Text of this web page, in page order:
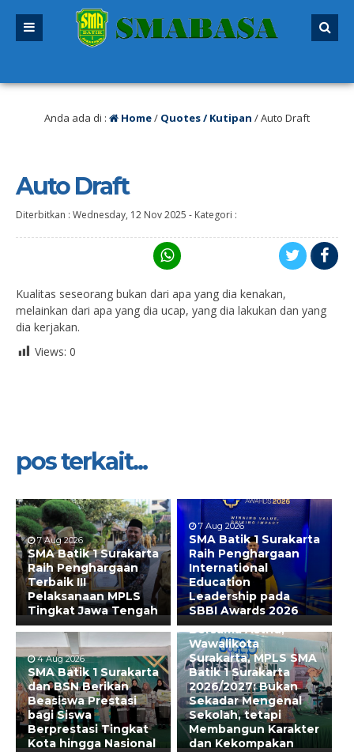
Anda ada di : Home/ Quotes / Kutipan /Auto Draft
Auto Draft
Diterbitkan : Wednesday, 12 Nov 2025 - Kategori :
Kualitas seseorang bukan dari apa yang dia kenakan,
melainkan dari apa yang dia ucap, yang dia lakukan dan yang
dia kerjakan.
Views: 0
pos terkait...
7 Aug 2026
SMA Batik 1 Surakarta
Raih Penghargaan
Terbaik III
Pelaksanaan MPLS
Tingkat Jawa Tengah
7 Aug 2026
SMA Batik 1 Surakarta
Raih Penghargaan
International
Education
Leadership pada
SBBI Awards 2026
4 Aug 2026
SMA Batik 1 Surakarta
dan BSN Berikan
Beasiswa Prestasi
bagi Siswa
Berprestasi Tingkat
Kota hingga Nasional
31 Jul 2026
Bersama Astrid,
Wawalikota
Surakarta, MPLS SMA
Batik 1 Surakarta
2026/2027: Bukan
Sekadar Mengenal
Sekolah, tetapi
Membangun Karakter
dan Kekompakan